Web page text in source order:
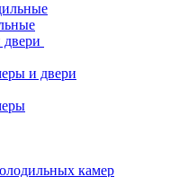
и двери
камер